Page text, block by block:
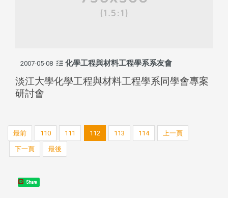
2007-05-08 化學工程與材料工程學系系友會
淡江大學化學工程與材料工程學系同學會專案
研討會
最前 110 111 112 113 114 上一頁
下一頁 最後
Share